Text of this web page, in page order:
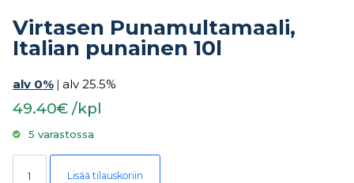
Virtasen Punamultamaali,
Italian punainen 10l
alv 0% | alv 25.5%
49.40€ /kpl
5 varastossa
Virtasen Punamultamaali, Italian punainen 10l määrä
Lisää tilauskoriin